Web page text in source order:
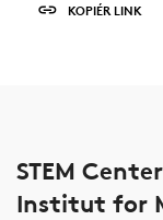
KOPIÉR LINK
STEM
Institut for